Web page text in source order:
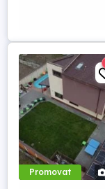
Promovat